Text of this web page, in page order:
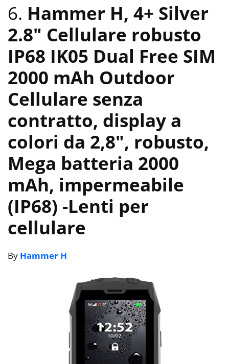
6. Hammer H, 4+ Silver
2.8″ Cellulare robusto
IP68 IK05 Dual Free SIM
2000 mAh Outdoor
Cellulare senza
contratto, display a
colori da 2,8″, robusto,
Mega batteria 2000
mAh, impermeabile
(IP68) -Lenti per
cellulare
By Hammer H